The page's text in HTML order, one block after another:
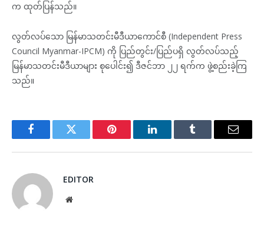
က ထုတ်ပြန်သည်။
လွတ်လပ်သော မြန်မာသတင်းမီဒီယာကောင်စီ (Independent Press
Council Myanmar-IPCM) ကို ပြည်တွင်း/ပြည်ပရှိ လွတ်လပ်သည့်
မြန်မာသတင်းမီဒီယာများ စုပေါင်း၍ ဒီဇင်ဘာ ၂၂ ရက်က ဖွဲ့စည်းခဲ့ကြ
သည်။
FacebookTwitter Pinterest LinkedInTumblr Email
EDITOR
Website